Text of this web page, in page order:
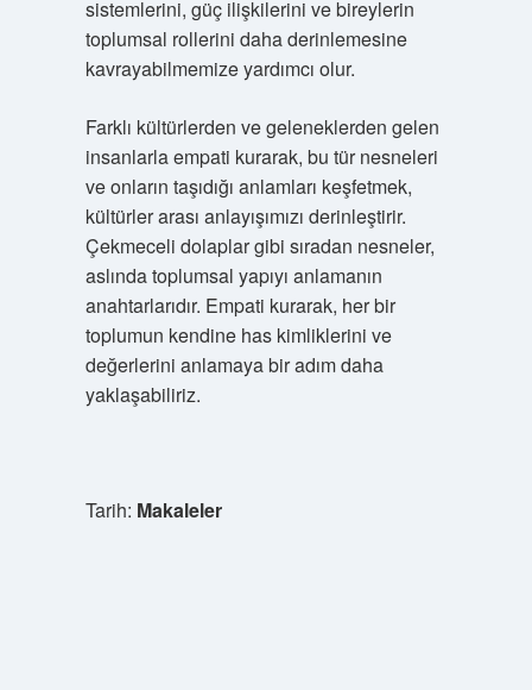
sistemlerini, güç ilişkilerini ve bireylerin
toplumsal rollerini daha derinlemesine
kavrayabilmemize yardımcı olur.
Farklı kültürlerden ve geleneklerden gelen
insanlarla empati kurarak, bu tür nesneleri
ve onların taşıdığı anlamları keşfetmek,
kültürler arası anlayışımızı derinleştirir.
Çekmeceli dolaplar gibi sıradan nesneler,
aslında toplumsal yapıyı anlamanın
anahtarlarıdır. Empati kurarak, her bir
toplumun kendine has kimliklerini ve
değerlerini anlamaya bir adım daha
yaklaşabiliriz.
Tarih: Makaleler